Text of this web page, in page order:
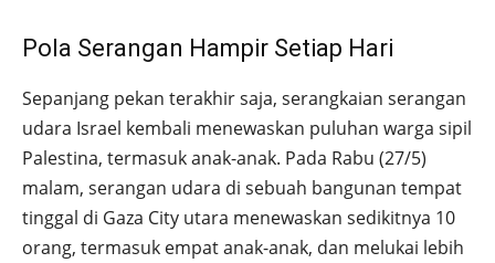
Pola Serangan Hampir Setiap Hari
Sepanjang pekan terakhir saja, serangkaian serangan
udara Israel kembali menewaskan puluhan warga sipil
Palestina, termasuk anak-anak. Pada Rabu (27/5)
malam, serangan udara di sebuah bangunan tempat
tinggal di Gaza City utara menewaskan sedikitnya 10
orang, termasuk empat anak-anak, dan melukai lebih